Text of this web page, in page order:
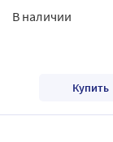
В наличии
Купить